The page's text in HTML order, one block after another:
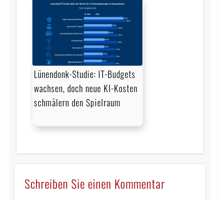
Lünendonk-Studie: IT-Budgets
wachsen, doch neue KI-Kosten
schmälern den Spielraum
Schreiben Sie einen Kommentar